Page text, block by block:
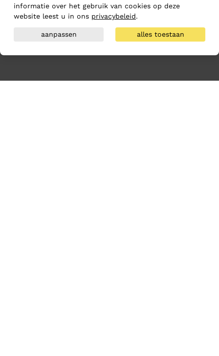
informatie over het gebruik van cookies op deze
website leest u in ons privacybeleid.
aanpassen alles toestaan